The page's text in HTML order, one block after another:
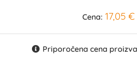
Cena: 17,05 €
Priporočena cena